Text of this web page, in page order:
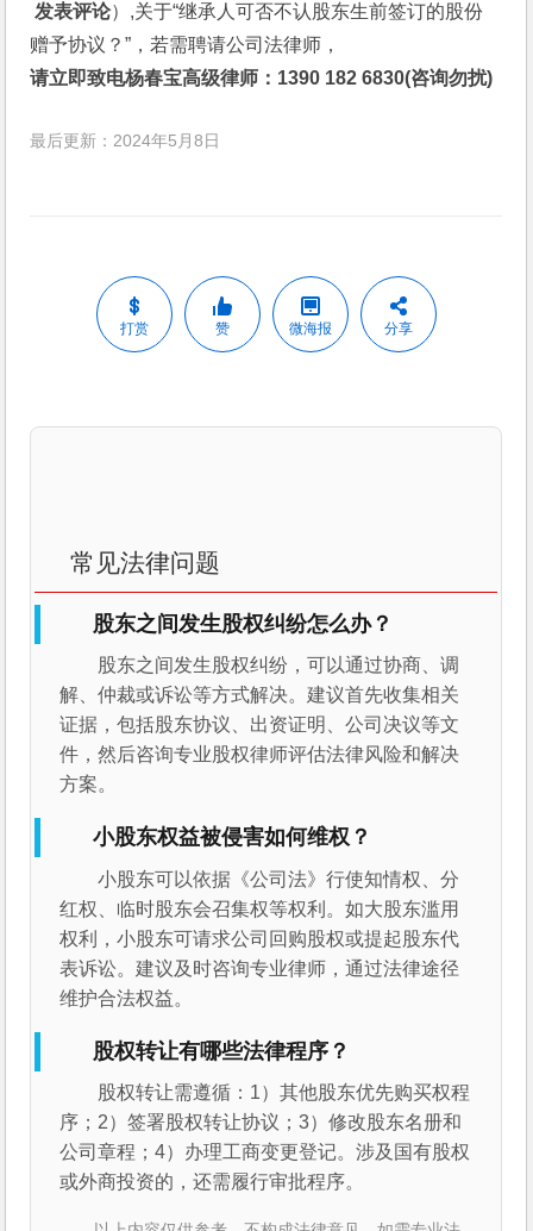
发表评论）,关于“继承人可否不认股东生前签订的股份
赠予协议？”，若需聘请公司法律师，
请立即致电杨春宝高级律师：1390 182 6830(咨询勿扰)
最后更新：2024年5月8日
打赏 赞 微海报 分享
常见法律问题
股东之间发生股权纠纷怎么办？
股东之间发生股权纠纷，可以通过协商、调
解、仲裁或诉讼等方式解决。建议首先收集相关
证据，包括股东协议、出资证明、公司决议等文
件，然后咨询专业股权律师评估法律风险和解决
方案。
小股东权益被侵害如何维权？
小股东可以依据《公司法》行使知情权、分
红权、临时股东会召集权等权利。如大股东滥用
权利，小股东可请求公司回购股权或提起股东代
表诉讼。建议及时咨询专业律师，通过法律途径
维护合法权益。
股权转让有哪些法律程序？
股权转让需遵循：1）其他股东优先购买权程
序；2）签署股权转让协议；3）修改股东名册和
公司章程；4）办理工商变更登记。涉及国有股权
或外商投资的，还需履行审批程序。